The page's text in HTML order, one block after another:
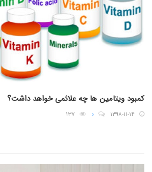
کمبود ویتامین ها چه علائمی خواهد داشت؟
۱۳۹۸-۱۱-۱۴ ۰ ۱۳۷